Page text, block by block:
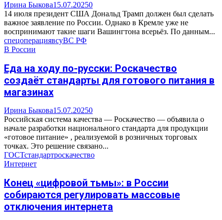
Ирина Быкова15.07.20250
14 июля президент США Дональд Трамп должен был сделать
важное заявление по России. Однако в Кремле уже не
воспринимают такие шаги Вашингтона всерьёз. По данным...
спецоперациявсуВС РФ
В России
Еда на ходу по-русски: Роскачество
создаёт стандарты для готового питания в
магазинах
Ирина Быкова15.07.20250
Российская система качества — Роскачество — объявила о
начале разработки национального стандарта для продукции
«готовое питание» , реализуемой в розничных торговых
точках. Это решение связано...
ГОСТстандартроскачество
Интернет
Конец «цифровой тьмы»: в России
собираются регулировать массовые
отключения интернета